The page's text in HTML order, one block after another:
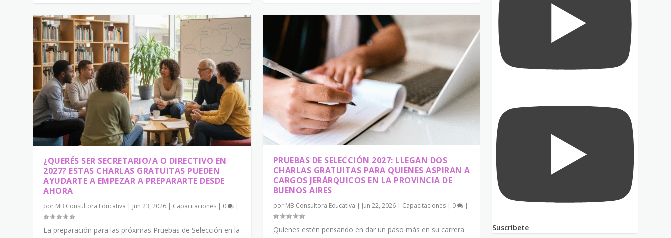
¿QUERÉS SER SECRETARIO/A O DIRECTIVO EN
2027? ESTAS CHARLAS GRATUITAS PUEDEN
AYUDARTE A EMPEZAR A PREPARARTE DESDE
AHORA
por MB Consultora Educativa | Jun 23, 2026 | Capacitaciones | 0 |
La preparación para las próximas Pruebas de Selección en la
PRUEBAS DE SELECCIÓN 2027: LLEGAN DOS
CHARLAS GRATUITAS PARA QUIENES ASPIRAN A
CARGOS JERÁRQUICOS EN LA PROVINCIA DE
BUENOS AIRES
por MB Consultora Educativa | Jun 22, 2026| Capacitaciones| 0 |
Quienes estén pensando en dar un paso más en su carrera
Suscríbete